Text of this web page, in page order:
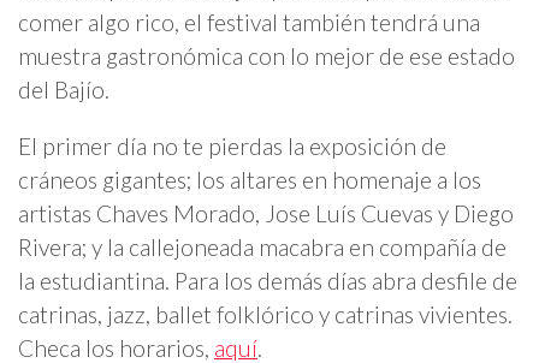
comer algo rico, el festival también tendrá una
muestra gastronómica con lo mejor de ese estado
del Bajío.
El primer día no te pierdas la exposición de
cráneos gigantes; los altares en homenaje a los
artistas Chaves Morado, Jose Luís Cuevas y Diego
Rivera; y la callejoneada macabra en compañía de
la estudiantina. Para los demás días abra desfile de
catrinas, jazz, ballet folklórico y catrinas vivientes.
Checa los horarios, aquí.